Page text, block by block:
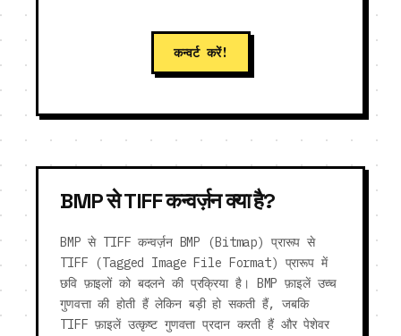
कन्वर्ट करें!
BMP से TIFF कन्वर्ज़न क्या है?
BMP से TIFF कन्वर्ज़न BMP (Bitmap) प्रारूप से
TIFF (Tagged Image File Format) प्रारूप में
छवि फ़ाइलों को बदलने की प्रक्रिया है। BMP फ़ाइलें उच्च
गुणवत्ता की होती हैं लेकिन बड़ी हो सकती हैं, जबकि
TIFF फ़ाइलें उत्कृष्ट गुणवत्ता प्रदान करती हैं और पेशेवर